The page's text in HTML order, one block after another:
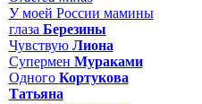
У моей России мамины
глаза Березины
Чувствую Лиона
Супермен Мураками
Одного Кортукова
Татьяна